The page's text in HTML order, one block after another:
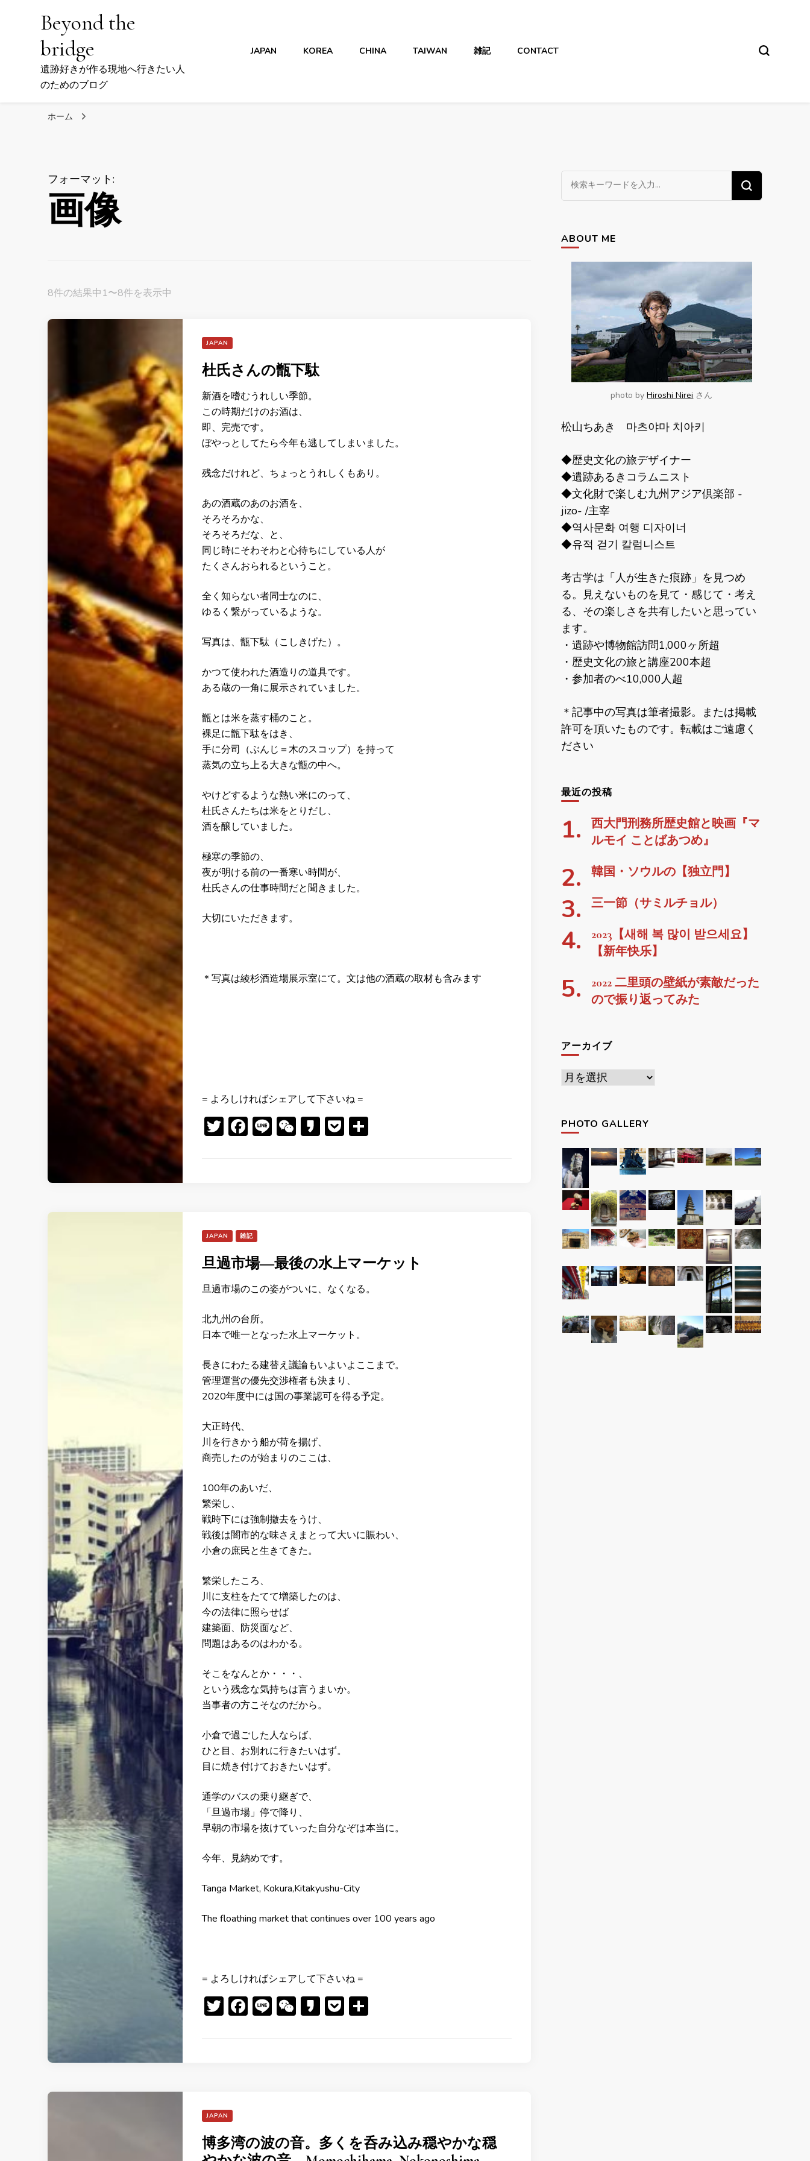
Beyond the
bridge
遺跡好きが作る現地へ行きたい人
のためのブログ
JAPAN KOREA CHINA TAIWAN 雑記 CONTACT
ホーム
フォーマット:
画像
8件の結果中1〜8件を表示中
JAPAN
杜氏さんの甑下駄
新酒を嗜むうれしい季節。
この時期だけのお酒は、
即、完売です。
ぼやっとしてたら今年も逃してしまいました。
残念だけれど、ちょっとうれしくもあり。
あの酒蔵のあのお酒を、
そろそろかな、
そろそろだな、と、
同じ時にそわそわと心待ちにしている人が
たくさんおられるということ。
全く知らない者同士なのに、
ゆるく繋がっているような。
写真は、甑下駄（こしきげた）。
かつて使われた酒造りの道具です。
ある蔵の一角に展示されていました。
甑とは米を蒸す桶のこと。
裸足に甑下駄をはき、
手に分司（ぶんじ＝木のスコップ）を持って
蒸気の立ち上る大きな甑の中へ。
やけどするような熱い米にのって、
杜氏さんたちは米をとりだし、
酒を醸していました。
極寒の季節の、
夜が明ける前の一番寒い時間が、
杜氏さんの仕事時間だと聞きました。
大切にいただきます。
＊写真は綾杉酒造場展示室にて。文は他の酒蔵の取材も含みます
= よろしければシェアして下さいね =
Twitter
Facebook
LineWeChat
KakaoPocket
JAPAN 雑記
旦過市場―最後の水上マーケット
旦過市場のこの姿がついに、なくなる。
北九州の台所。
日本で唯一となった水上マーケット。
長きにわたる建替え議論もいよいよここまで。
管理運営の優先交渉権者も決まり、
2020年度中には国の事業認可を得る予定。
大正時代、
川を行きかう船が荷を揚げ、
商売したのが始まりのここは、
100年のあいだ、
繁栄し、
戦時下には強制撤去をうけ、
戦後は闇市的な味さえまとって大いに賑わい、
小倉の庶民と生きてきた。
繁栄したころ、
川に支柱をたてて増築したのは、
今の法律に照らせば
建築面、防災面など、
問題はあるのはわかる。
そこをなんとか・・・、
という残念な気持ちは言うまいか。
当事者の方こそなのだから。
小倉で過ごした人ならば、
ひと目、お別れに行きたいはず。
目に焼き付けておきたいはず。
通学のバスの乗り継ぎで、
「旦過市場」停で降り、
早朝の市場を抜けていった自分なぞは本当に。
今年、見納めです。
Tanga Market, Kokura,Kitakyushu-City
The floathing market that continues over 100 years ago
= よろしければシェアして下さいね =
Twitter
Facebook
LineWeChat
KakaoPocket
JAPAN
博多湾の波の音。多くを呑み込み穏やかな穏
な
に
探
し
す
ABOUT ME
photo byHiroshi Nirei さん
松山ちあき 마츠야마 치아키
◆歴史文化の旅デザイナー
◆遺跡あるきコラムニスト
◆文化財で楽しむ九州アジア倶楽部 -
jizo- /主宰
◆역사문화 여행 디자이너
◆유적 걷기 칼럼니스트
考古学は「人が生きた痕跡」を見つめ
る。見えないものを見て・感じて・考え
る、その楽しさを共有したいと思ってい
ます。
・遺跡や博物館訪問1,000ヶ所超
・歴史文化の旅と講座200本超
・参加者のべ10,000人超
＊記事中の写真は筆者撮影。または掲載
許可を頂いたものです。転載はご遠慮く
ださい
最近の投稿
西大門刑務所歴史館と映画『マ
ルモイ ことばあつめ』
韓国・ソウルの【独立門】
三一節（サミルチョル）
2023【새해 복 많이 받으세요】
【新年快乐】
2022 二里頭の壁紙が素敵だった
ので振り返ってみた
アーカイブ
ア
イ
ブ
PHOTO GALLERY